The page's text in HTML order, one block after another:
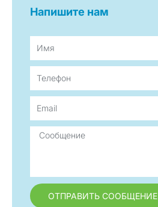
Напишите нам
ОТПРАВИТЬ СООБЩЕНИЕ